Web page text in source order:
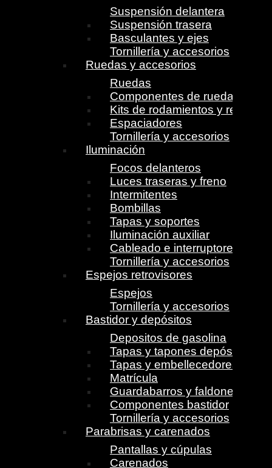
Suspensión delantera
Suspensión trasera
Basculantes y ejes
Tornillería y accesorios
Ruedas y accesorios
Ruedas
Componentes de ruedas
Kits de rodamientos y retenes
Espaciadores
Tornillería y accesorios
Iluminación
Focos delanteros
Luces traseras y freno
Intermitentes
Bombillas
Tapas y soportes
Iluminación auxiliar
Cableado e interruptores
Tornillería y accesorios
Espejos retrovisores
Espejos
Tornillería y accesorios
Bastidor y depósitos
Depositos de gasolina
Tapas y tapones depósito
Tapas y embellecedores
Matrícula
Guardabarros y faldones
Componentes bastidor
Tornillería y accesorios
Parabrisas y carenados
Pantallas y cúpulas
Carenados